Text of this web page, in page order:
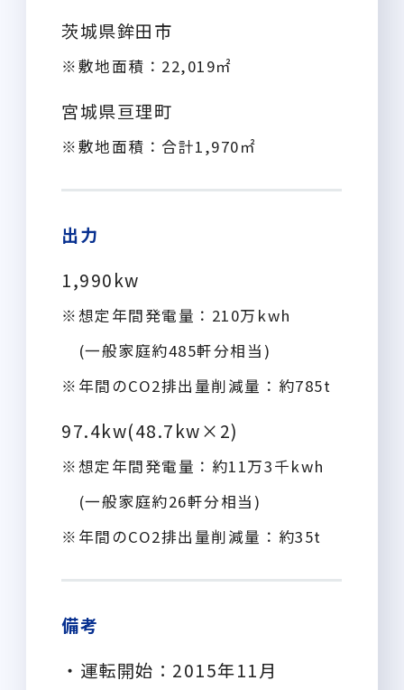
茨城県鉾田市
※敷地面積：22,019㎡
宮城県亘理町
※敷地面積：合計1,970㎡
出力
1,990kw
※想定年間発電量：210万kwh
(一般家庭約485軒分相当)
※年間のCO2排出量削減量：約785t
97.4kw(48.7kw×2)
※想定年間発電量：約11万3千kwh
(一般家庭約26軒分相当)
※年間のCO2排出量削減量：約35t
備考
・運転開始：2015年11月